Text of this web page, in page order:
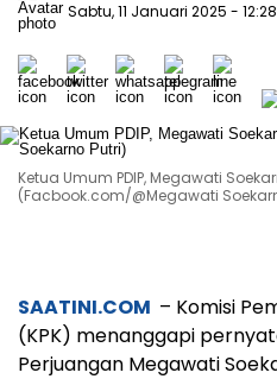
Sabtu, 11 Januari 2025 -
Ketua Umum PDIP, Megawati
(Facbook.com/@Megawati
SAATINI.COM – Komisi
(KPK) menanggapi
Perjuangan Megawati